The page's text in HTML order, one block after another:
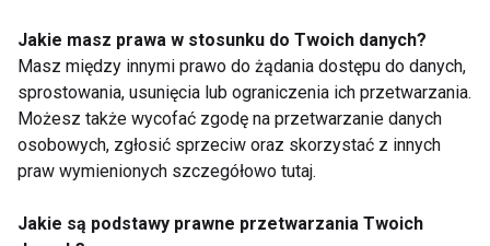
Dietetyczka podkreśla, żepodejście do
jedzenia powinno być zrównoważone i
pozbawione skrajności . Ani świąteczne
obżarstwo, ani radykalny detoks nie służą
naszemu zdrowiu. Kluczem do dobrego
Jakie masz prawa w stosunku do Twoich danych?
Masz między innymi prawo do żądania dostępu do danych,
sprostowania, usunięcia lub ograniczenia ich przetwarzania.
Możesz także wycofać zgodę na przetwarzanie danych
osobowych, zgłosić sprzeciw oraz skorzystać z innych
praw wymienionych szczegółowo tutaj.
Jakie są podstawy prawne przetwarzania Twoich